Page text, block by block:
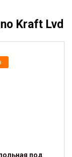
Kraft Lvd
под